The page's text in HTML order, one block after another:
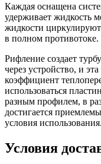
Каждая оснащена
удерживает жидкость
жидкости
в полном противотоке.
Рифление создает
через устройство, и
коэффициент
использоваться
разным профилем, в
достигается
условия использования.
Условия